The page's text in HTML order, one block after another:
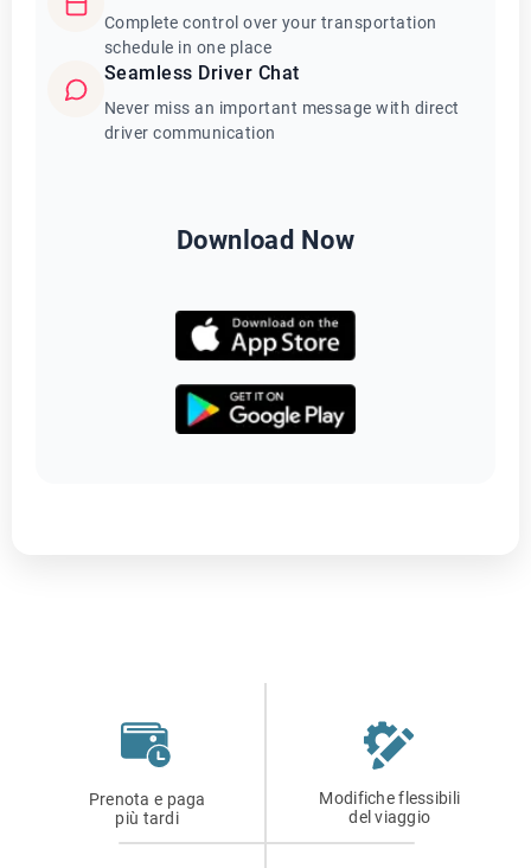
Complete control over your transportation
schedule in one place
Seamless Driver Chat
Never miss an important message with direct
driver communication
Download Now
Prenota e paga
più tardi
Modifiche flessibili
del viaggio